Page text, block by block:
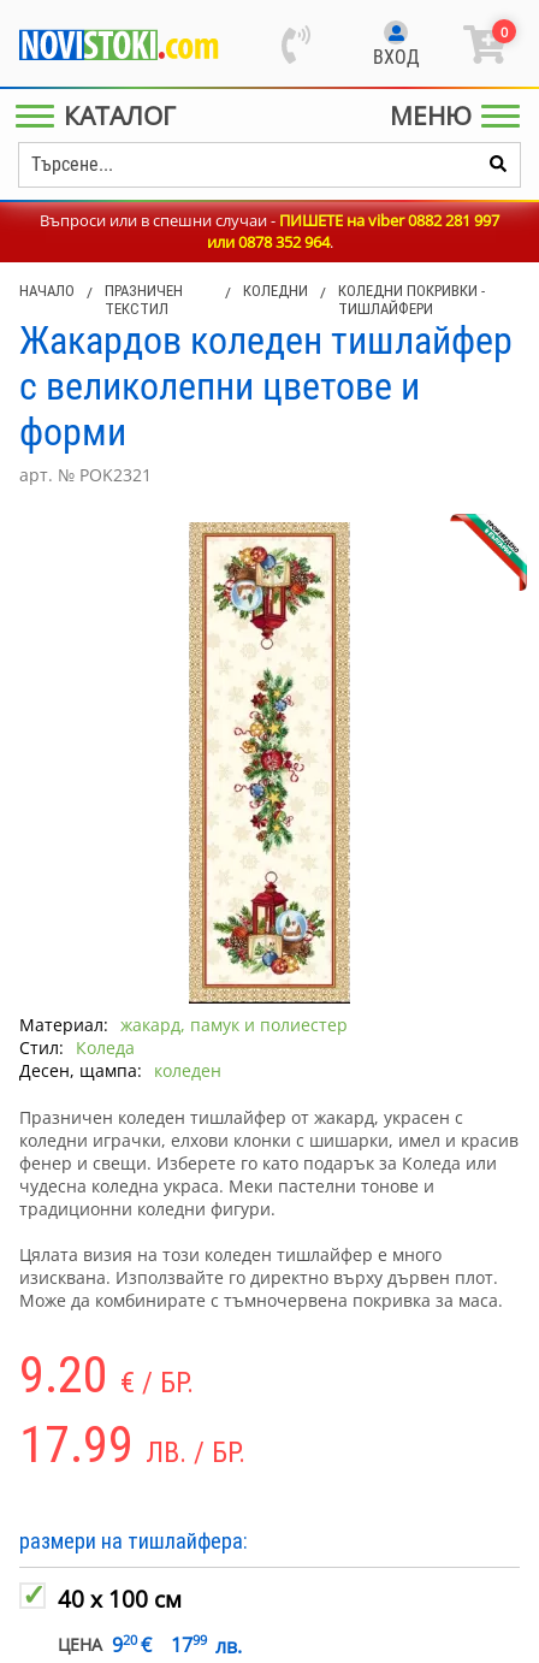
ВХОД
0
КАТАЛОГ МЕНЮ
Въпроси или в спешни случаи -ПИШЕТЕ на viber 0882 281 997
или0878 352 964.
НАЧАЛО /
ПРАЗНИЧЕН
ТЕКСТИЛ
/ КОЛЕДНИ /
КОЛЕДНИ ПОКРИВКИ -
ТИШЛАЙФЕРИ
Жакардов коледен тишлайфер
с великолепни цветове и
форми
арт. № POK2321
Материал: жакард, памук и полиестер
Стил:
Коледа
Десен, щампа:
коледен
Празничен коледен тишлайфер от жакард, украсен с
коледни играчки, елхови клонки с шишарки, имел и красив
фенер и свещи. Изберете го като подарък за Коледа или
чудесна коледна украса. Меки пастелни тонове и
традиционни коледни фигури.
Цялата визия на този коледен тишлайфер е много
изисквана. Използвайте го директно върху дървен плот.
Може да комбинирате с тъмночервена покривка за маса.
9.20 € / БР.
17.99 ЛВ. / БР.
размери на тишлайфера:
40 х 100 см
ЦЕНА 920 € 1799 лв.